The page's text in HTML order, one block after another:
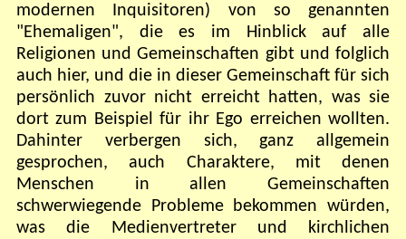
modernen Inquisitoren) von so genannten
"Ehemaligen", die es im Hinblick auf alle
Religionen und Gemeinschaften gibt und folglich
auch hier, und die in dieser Gemeinschaft für sich
persönlich zuvor nicht erreicht hatten, was sie
dort zum Beispiel für ihr Ego erreichen wollten.
Dahinter verbergen sich, ganz allgemein
gesprochen, auch Charaktere, mit denen
Menschen in allen Gemeinschaften
schwerwiegende Probleme bekommen würden,
was die Medienvertreter und kirchlichen